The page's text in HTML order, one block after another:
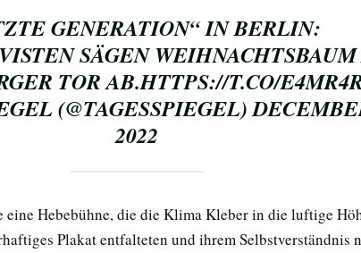
GENERATION“ IN BERLIN:
SÄGEN
TOR AB.HTTPS://T.CO/
(@TAGESSPIEGEL)
2022
eine Hebebühne, die die Klima Kleber in die luftige
Plakat entfalteten und ihrem Selbstverständnis